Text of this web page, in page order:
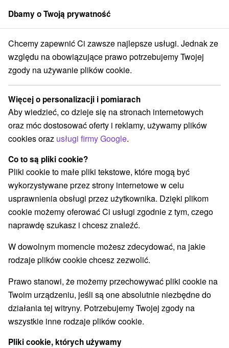
członek grupySorger
kraj Bratislava - Rusovce Hausboat „Život na vode“ Bratislava
Hausboat „Život na vode“
Bratislava
Bratislava - Rusovce
Zarezerwuj przez booking
REZERWACJA I WYBÓR OFERTY
Skontaktuj się bezpośrednio z właścicielem.
Przejdź do lokalizacji
O URZĄDZENIA SPRZĘT
Dbamy o Twoją prywatność
Chcemy zapewnić Ci zawsze najlepsze usługi. Jednak ze
względu na obowiązujące prawo potrzebujemy Twojej
zgody na używanie plików cookie.
Więcej o personalizacji i pomiarach
Aby wiedzieć, co dzieje się na stronach internetowych
oraz móc dostosować oferty i reklamy, używamy plików
cookies oraz usługi firmy Google.
Co to są pliki cookie?
Pliki cookie to małe pliki tekstowe, które mogą być
wykorzystywane przez strony internetowe w celu
usprawnienia obsługi przez użytkownika. Dzięki plikom
cookie możemy oferować Ci usługi zgodnie z tym, czego
naprawdę szukasz i chcesz znaleźć.
W dowolnym momencie możesz zdecydować, na jakie
rodzaje plików cookie chcesz zezwolić.
Prawo stanowi, że możemy przechowywać pliki cookie na
Twoim urządzeniu, jeśli są one absolutnie niezbędne do
działania tej witryny. Potrzebujemy Twojej zgody na
wszystkie inne rodzaje plików cookie.
Pliki cookie, których używamy